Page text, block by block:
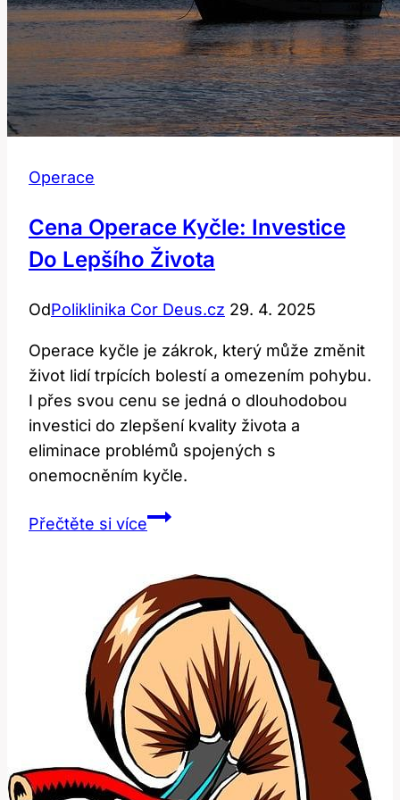
Operace
Cena Operace Kyčle: Investice
Do Lepšího Života
OdPoliklinika Cor Deus.cz 29. 4. 2025
Operace kyčle je zákrok, který může změnit
život lidí trpících bolestí a omezením pohybu.
I přes svou cenu se jedná o dlouhodobou
investici do zlepšení kvality života a
eliminace problémů spojených s
onemocněním kyčle.
Přečtěte si víceCena
Investice
do
lepšího
života